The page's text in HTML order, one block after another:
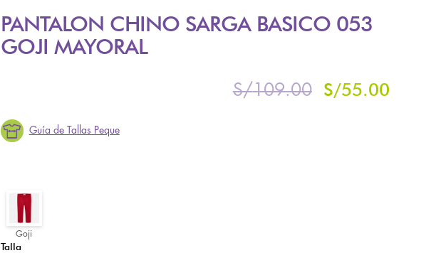
PANTALON CHINO SARGA BASICO 053
GOJI MAYORAL
S/109.00 S/55.00
Guía de Tallas Peque
Goji
GOJI
Talla